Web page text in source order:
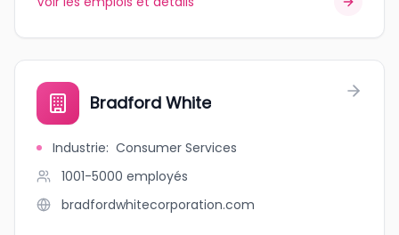
Bradford White
Industrie: Consumer Services
1001-5000 employés
bradfordwhitecorporation.com